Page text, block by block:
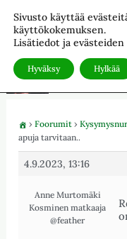
Siirry
sisältöön
The
Kosmosuutiset ja valo-
› Foorumit ›
apuja tarvitaan..
4.9.2023, 13:16
Anne Murtomäki
Kosminen matkaaja
@feather
Sivusto käyttää
käyttökokemuksen.
Lisätiedot ja
Hyväksy Hylkää